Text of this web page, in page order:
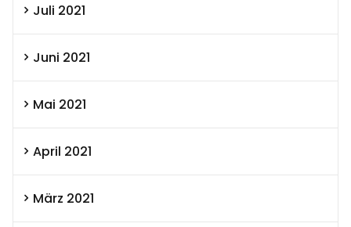
Juli 2021
Juni 2021
Mai 2021
April 2021
März 2021